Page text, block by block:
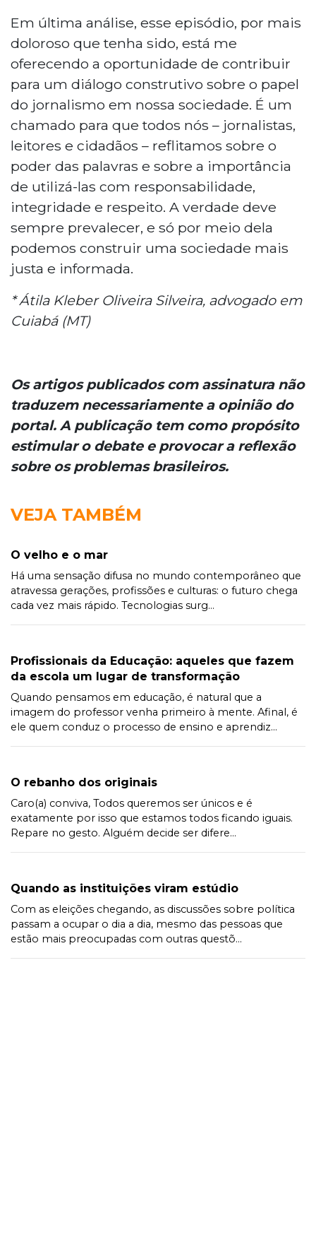
Em última análise, esse episódio, por mais
doloroso que tenha sido, está me
oferecendo a oportunidade de contribuir
para um diálogo construtivo sobre o papel
do jornalismo em nossa sociedade. É um
chamado para que todos nós – jornalistas,
leitores e cidadãos – reflitamos sobre o
poder das palavras e sobre a importância
de utilizá-las com responsabilidade,
integridade e respeito. A verdade deve
sempre prevalecer, e só por meio dela
podemos construir uma sociedade mais
justa e informada.
* Átila Kleber Oliveira Silveira, advogado em
Cuiabá (MT)
Os artigos publicados com assinatura não
traduzem necessariamente a opinião do
portal. A publicação tem como propósito
estimular o debate e provocar a reflexão
sobre os problemas brasileiros.
VEJA TAMBÉM
O velho e o mar
Há uma sensação difusa no mundo contemporâneo que
atravessa gerações, profissões e culturas: o futuro chega
cada vez mais rápido. Tecnologias surg...
Profissionais da Educação: aqueles que fazem
da escola um lugar de transformação
Quando pensamos em educação, é natural que a
imagem do professor venha primeiro à mente. Afinal, é
ele quem conduz o processo de ensino e aprendiz...
O rebanho dos originais
Caro(a) conviva, Todos queremos ser únicos e é
exatamente por isso que estamos todos ficando iguais.
Repare no gesto. Alguém decide ser difere...
Quando as instituições viram estúdio
Com as eleições chegando, as discussões sobre política
passam a ocupar o dia a dia, mesmo das pessoas que
estão mais preocupadas com outras questõ...